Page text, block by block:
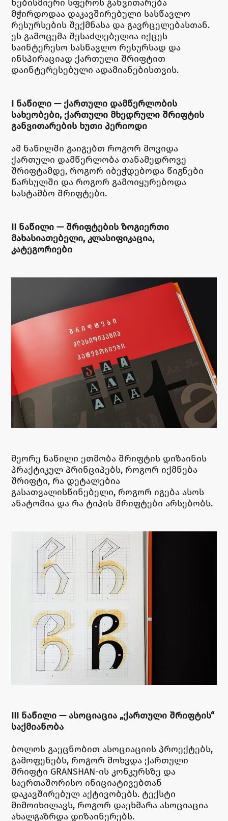
ნებისმიერი სფეროს განვითარება
მჭირდოდაა დაკავშირებული სასწავლო
რესურსების შექმნასა და გავრცელებასთან.
ეს გამოცემა შესაძლებელია იქცეს
საინტერესო სასწავლო რესურსად და
ინსპირაციად ქართული შრიფტით
დაინტერესებული ადამიანებისთვის.
I ᲜᲐᲬᲘᲚᲘ — ᲥᲐᲠᲗᲣᲚᲘ ᲓᲐᲛᲬᲔᲠᲚᲝᲑᲘᲡ
ᲡᲐᲮᲔᲝᲑᲔᲑᲘ, ᲥᲐᲠᲗᲣᲚᲘ ᲛᲮᲔᲓᲠᲣᲚᲘ ᲨᲠᲘᲤᲢᲘᲡ
ᲒᲐᲜᲕᲘᲗᲐᲠᲔᲑᲘᲡ ᲮᲣᲗᲘ ᲞᲔᲠᲘᲝᲓᲘ
ამ ნაწილში გაიგებთ როგორ მოვიდა
ქართული დამწერლობა თანამედროვე
შრიფტამდე, როგორ იბეჭდებოდა წიგნები
წარსულში და როგორ გამოიყურებოდა
სასტამბო შრიფტები.
II ᲜᲐᲬᲘᲚᲘ — ᲨᲠᲘᲤᲢᲔᲑᲘᲡ ᲖᲝᲒᲘᲔᲠᲗᲘ
ᲛᲐᲮᲐᲡᲘᲐᲗᲔᲑᲔᲚᲘ, ᲙᲚᲐᲡᲘᲤᲘᲙᲐᲪᲘᲐ,
ᲙᲐᲢᲔᲒᲝᲠᲘᲔᲑᲘ
მეორე ნაწილი ეთმობა შრიფტის დიზაინის
პრაქტიკულ პრინციპებს, როგორ იქმნება
შრიფტი, რა დეტალებია
გასათვალისწინებელი, როგორ იგება ასოს
ანატომია და რა ტიპის შრიფტები არსებობს.
III ᲜᲐᲬᲘᲚᲘ — ᲐᲡᲝᲪᲘᲐᲪᲘᲐ „ᲥᲐᲠᲗᲣᲚᲘ ᲨᲠᲘᲤᲢᲘᲡ“
ᲡᲐᲥᲛᲘᲐᲜᲝᲑᲐ
ბოლოს გაეცნობით ასოციაციის პროექტებს,
გამოფენებს, როგორ მოხვდა ქართული
შრიფტი GRANSHAN-ის კონკურსზე და
საერთაშორისო ინიციატივებთან
დაკავშირებულ აქტივობებს. ტექსტი
მიმოიხილავს, როგორ დაეხმარა ასოციაცია
ახალგაზრდა დიზაინერებს.